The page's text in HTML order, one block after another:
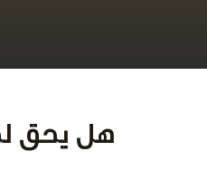
هل يحق لصاحب